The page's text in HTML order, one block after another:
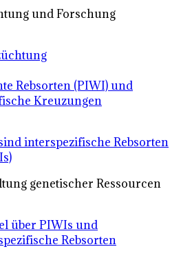
und Forschung
Rebsorten (PIWI) und
Kreuzungen
interspezifische Rebsorten
genetischer Ressourcen
über PIWIs und
Rebsorten